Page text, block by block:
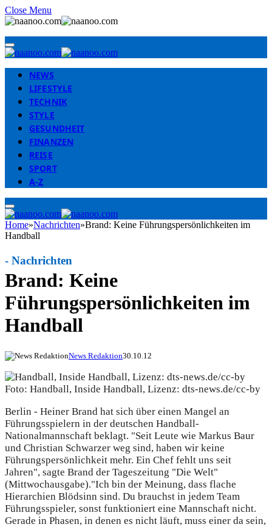
Close Menu
NEWS
LIFESTYLE
TECHNIK
STYLE
GESUNDHEIT
FINANZEN
REISE
SPORT
A-Z
Home»Nachrichten»Brand: Keine Führungspersönlichkeiten im
Handball
Brand: Keine
Führungspersönlichkeiten im
Handball
- Nachrichten
News Redaktion30.10.12
Foto: Handball, Inside Handball, Lizenz: dts-news.de/cc-by
Berlin - Heiner Brand hat sich über einen Mangel an
Führungsspielern in der deutschen Handball-
Nationalmannschaft beklagt. "Seit Leute wie Markus Baur
und Christian Schwarzer weg sind, haben wir keine
Führungspersönlichkeit mehr. Ein Chef fehlt uns seit
Jahren", sagte Brand der Tageszeitung "Die Welt"
(Mittwochausgabe)."Ich bin der Meinung, dass flache
Hierarchien Blödsinn sind. Du brauchst in jedem Team
Führungsspieler, sonst funktioniert eine Mannschaft nicht.
Gerade in Phasen, in denen es nicht läuft, muss einer da sein,